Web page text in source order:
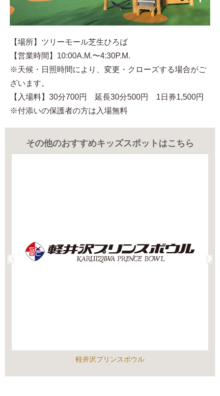
【場所】ツリーモール芝生ひろば
【営業時間】10:00A.M.〜4:30P.M.
※天候・日照時間により、変更・クローズする場合がご
ざいます。
【入場料】30分700円 延長30分500円 1日券1,500円
※付添いの保護者の方は入場無料
その他のおすすめキッズスポットはこちら
軽井沢プリンスボウル